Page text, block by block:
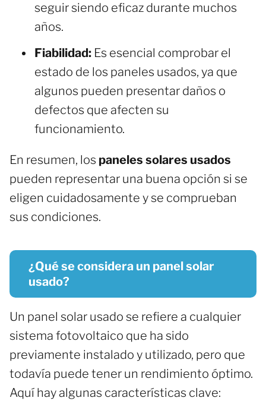
seguir siendo eficaz durante muchos
años.
Fiabilidad: Es esencial comprobar el
estado de los paneles usados, ya que
algunos pueden presentar daños o
defectos que afecten su
funcionamiento.
En resumen, los paneles solares usados
pueden representar una buena opción si se
eligen cuidadosamente y se comprueban
sus condiciones.
¿Qué se considera un panel solar
usado?
Un panel solar usado se refiere a cualquier
sistema fotovoltaico que ha sido
previamente instalado y utilizado, pero que
todavía puede tener un rendimiento óptimo.
Aquí hay algunas características clave: